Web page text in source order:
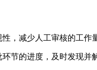
，减少人工审核的工
节的进度，及时发现并